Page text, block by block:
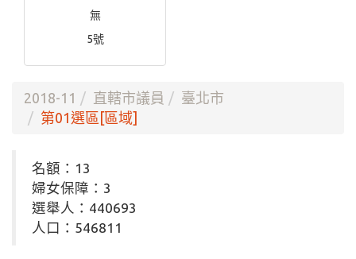
無
5號
2018-11 直轄市議員
臺北市
第01選區[區域]
名額：13
婦女保障：3
選舉人：440693
人口：546811